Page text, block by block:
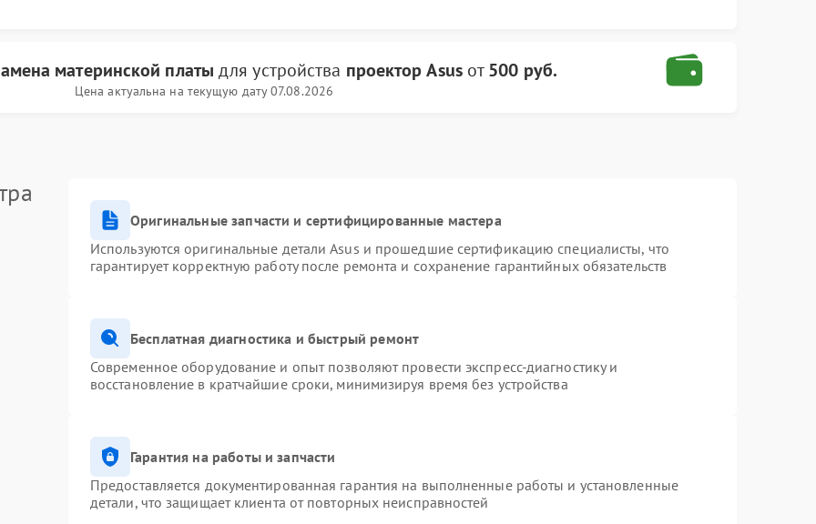
материнской платы для устройства проектор Asusот500 руб.
Цена актуальна на текущую дату 07.08.2026
Оригинальные запчасти и сертифицированные мастера
Используются оригинальные детали Asus и прошедшие сертификацию специалисты, что
гарантирует корректную работу после ремонта и сохранение гарантийных обязательств
Бесплатная диагностика и быстрый ремонт
Современное оборудование и опыт позволяют провести экспресс-диагностику и
восстановление в кратчайшие сроки, минимизируя время без устройства
Гарантия на работы и запчасти
Предоставляется документированная гарантия на выполненные работы и установленные
детали, что защищает клиента от повторных неисправностей